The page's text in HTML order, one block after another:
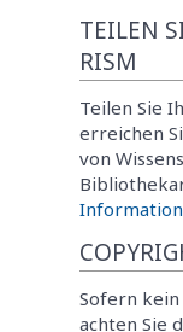
TEILEN
RISM
Teilen Sie
erreichen
von
Sofern
achten Sie